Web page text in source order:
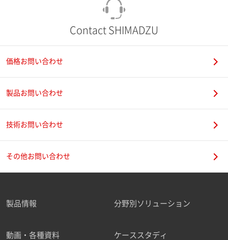
ご勤務先
Contact SHIMADZU
価格お問い合わせ
製品お問い合わせ
技術お問い合わせ
その他お問い合わせ
製品情報 分野別ソリューション
動画・各種資料 ケーススタディ